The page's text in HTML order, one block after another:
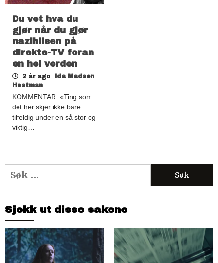
Du vet hva du
gjør når du gjør
nazihilsen på
direkte-TV foran
en hel verden
2 år ago
Ida Madsen
Hestman
KOMMENTAR: «Ting som
det her skjer ikke bare
tilfeldig under en så stor og
viktig…
Søk
etter:
Sjekk ut disse sakene